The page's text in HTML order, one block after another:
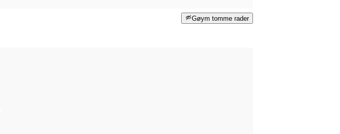
Gøym tomme rader